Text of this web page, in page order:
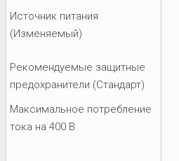
Источник питания
(Изменяемый)
Рекомендуемые защитные
предохранители (Стандарт)
Максимальное потребление
тока на 400 В